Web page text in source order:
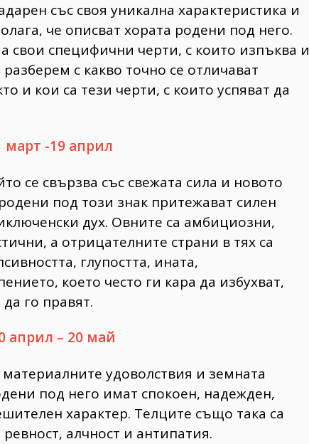
със своя уникална характеристика и
че описват хората родени под него.
свои специфични черти, с които изпъква и
с какво точно се отличават
и кои са тези черти, с които успяват да
март -19 април
се свързва със свежата сила и новото
под този знак притежават силен
дух. Овните са амбициозни,
а отрицателните страни в тях са
глупостта, ината,
което често ги кара да избухват,
го правят.
април – 20 май
удоволствия и земната
под него имат спокоен, надежден,
характер. Телците също така са
алчност и антипатия.